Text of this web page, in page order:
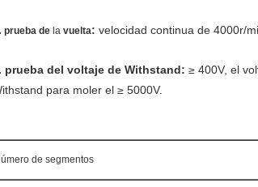
prueba de la vuelta: velocidad continua de 4000r/
prueba del voltaje de Withstand: ≥ 400V, el
para moler el ≥ 5000V.
de segmentos